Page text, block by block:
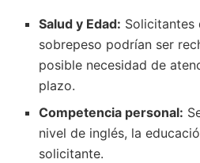
Salud y Edad: Solicitantes
sobrepeso podrían ser
posible necesidad de
plazo.
Competencia personal:
nivel de inglés, la
solicitante.